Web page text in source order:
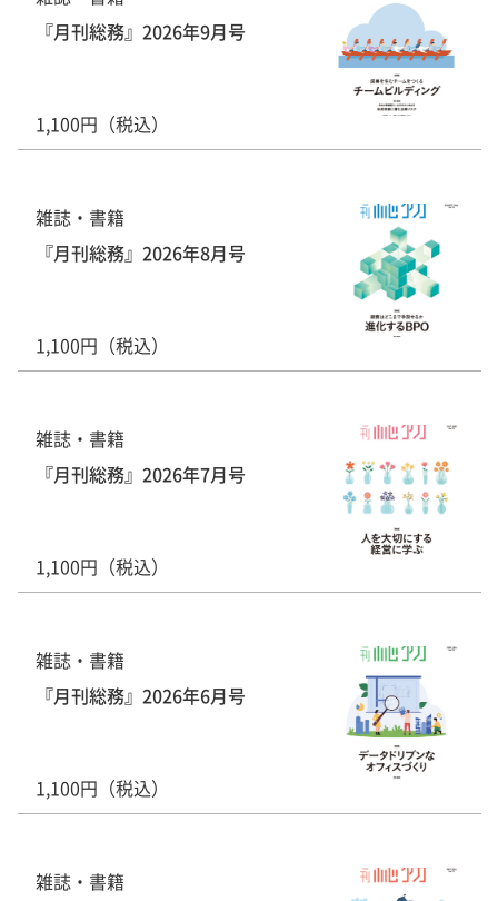
『月刊総務』2026年9月号
1,100円（税込）
雑誌・書籍
『月刊総務』2026年8月号
1,100円（税込）
雑誌・書籍
『月刊総務』2026年7月号
1,100円（税込）
雑誌・書籍
『月刊総務』2026年6月号
1,100円（税込）
雑誌・書籍